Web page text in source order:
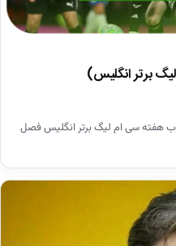
هفته سی ام لیگ برتر انگلیس فصل